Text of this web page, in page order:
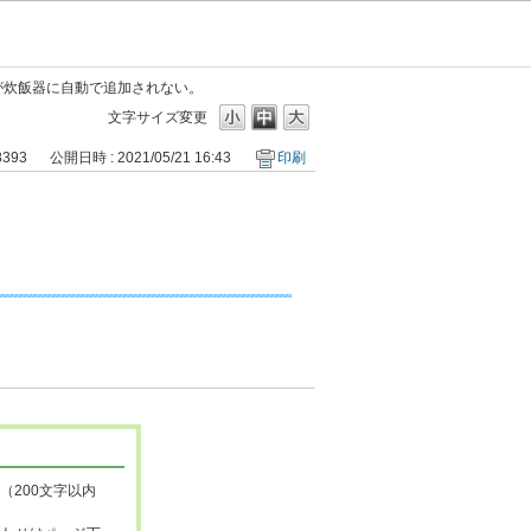
飯器に自動で追加されない。
文字サイズ変更
公開日時 : 2021/05/21 16:43 印刷
200文字以内